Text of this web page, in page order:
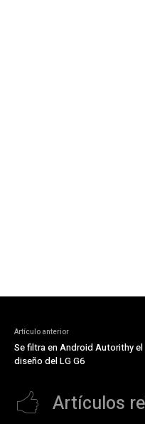
Artículo anterior
Se filtra en Android Autorithy el
diseño del LG G6
Artículos